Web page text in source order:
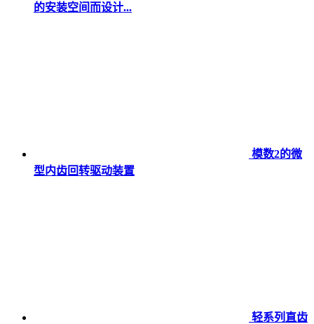
的安装空间而设计...
模数2的微
型内齿回转驱动装置
轻系列直齿